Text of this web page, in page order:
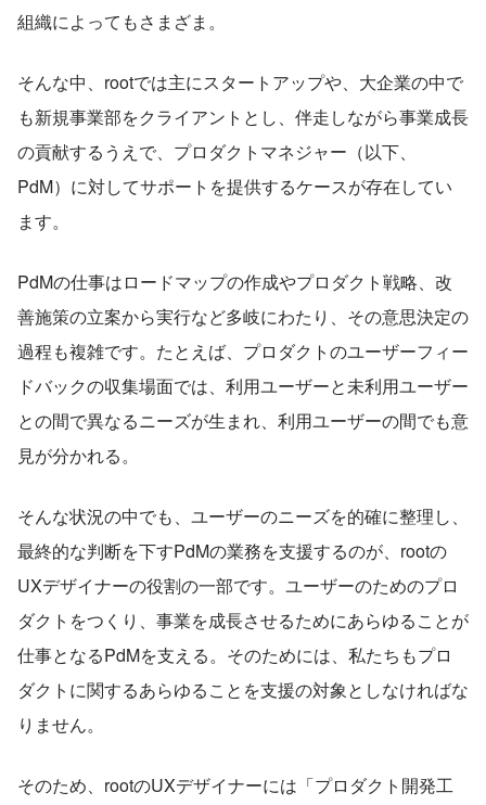
組織によってもさまざま。
そんな中、rootでは主にスタートアップや、大企業の中で
も新規事業部をクライアントとし、伴走しながら事業成長
の貢献するうえで、プロダクトマネジャー（以下、
PdM）に対してサポートを提供するケースが存在してい
ます。
PdMの仕事はロードマップの作成やプロダクト戦略、改
善施策の立案から実行など多岐にわたり、その意思決定の
過程も複雑です。たとえば、プロダクトのユーザーフィー
ドバックの収集場面では、利用ユーザーと未利用ユーザー
との間で異なるニーズが生まれ、利用ユーザーの間でも意
見が分かれる。
そんな状況の中でも、ユーザーのニーズを的確に整理し、
最終的な判断を下すPdMの業務を支援するのが、rootの
UXデザイナーの役割の一部です。ユーザーのためのプロ
ダクトをつくり、事業を成長させるためにあらゆることが
仕事となるPdMを支える。そのためには、私たちもプロ
ダクトに関するあらゆることを支援の対象としなければな
りません。
そのため、rootのUXデザイナーには「プロダクト開発工